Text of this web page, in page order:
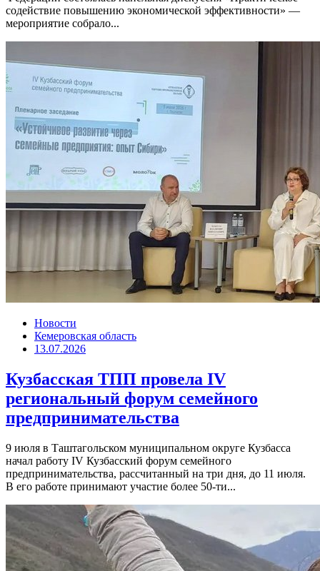
содействие повышению экономической эффективности» —
мероприятие собрало...
Новости
Кемеровская область
13.07.2026
Кузбасская ТПП провела IV
региональный форум семейного
предпринимательства
9 июля в Таштагольском муниципальном округе Кузбасса
начал работу IV Кузбасский форум семейного
предпринимательства, рассчитанный на три дня, до 11 июля.
В его работе принимают участие более 50-ти...